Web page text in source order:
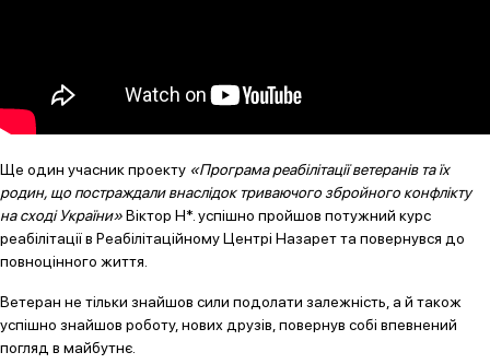
Ще один учасник проекту «Програма реабілітації ветеранів та їх
родин, що постраждали внаслідок триваючого збройного конфлікту
на сході України»Віктор Н*. успішно пройшов потужний курс
реабілітації в Реабілітаційному Центрі Назарет та повернувся до
повноцінного життя.
Ветеран не тільки знайшов сили подолати залежність, а й також
успішно знайшов роботу, нових друзів, повернув собі впевнений
погляд в майбутнє.